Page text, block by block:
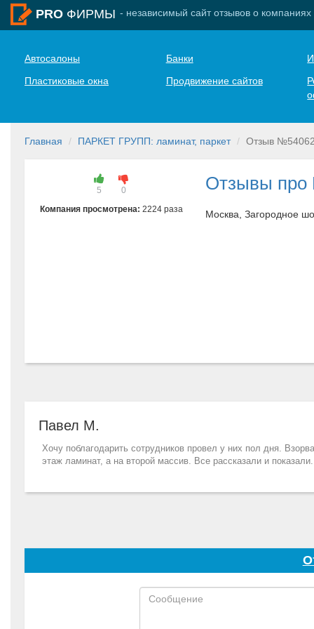
PRO ФИРМЫ - независимый сайт отзывов о компаниях
Автосалоны Банки
Пластиковые окна
Продвижение сайтов
Главная ПАРКЕТ ГРУПП: ламинат, паркет Отзыв
5
0
Компания просмотрена:2224 раза
Отзывы
Москва, Загородное
Павел М.
Хочу поблагодарить сотрудников провел у них пол дня.
этаж ламинат, а на второй массив. Все рассказали и показали.